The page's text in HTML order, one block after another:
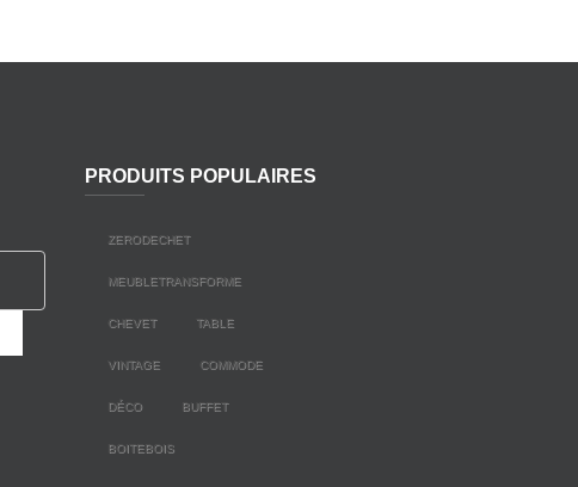
PRODUITS POPULAIRES
ZERODECHET
MEUBLETRANSFORME
CHEVET TABLE
VINTAGE COMMODE
DÉCO BUFFET
BOITEBOIS